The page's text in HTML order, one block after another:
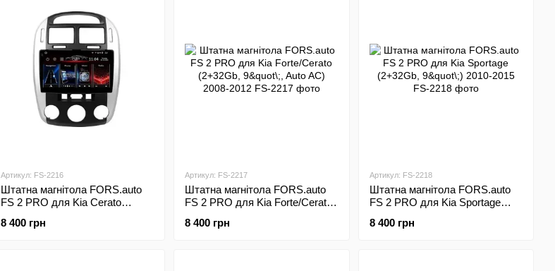
Артикул: FS-2216
Штатна магнітола FORS.auto
FS 2 PRO для Kia Cerato
2012
8 400 грн
Артикул: FS-2217
Штатна магнітола FORS.auto
FS 2 PRO для Kia Forte/Cerato
2012
8 400 грн
Артикул: FS-2218
Штатна магнітола FORS.auto
FS 2 PRO для Kia Sportage
8 400 грн